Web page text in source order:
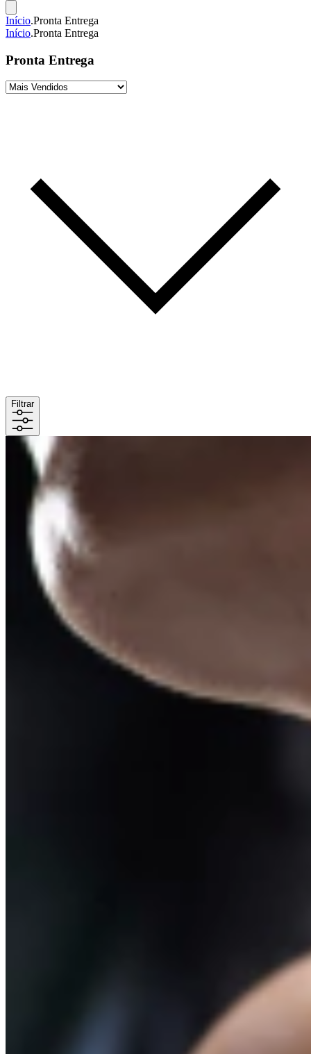
Início.Pronta Entrega
Início.Pronta Entrega
Pronta Entrega
Filtrar